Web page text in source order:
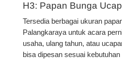
H3: Papan Bunga
Tersedia berbagai ukuran
Palangkaraya untuk acara
usaha, ulang tahun, atau
bisa dipesan sesuai